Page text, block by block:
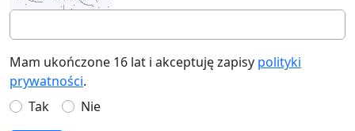
Mam ukończone 16 lat i akceptuję zapisy polityki
prywatności.
Tak
Nie